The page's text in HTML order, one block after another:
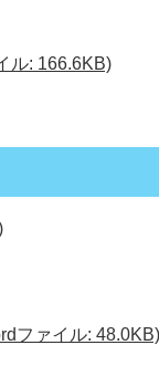
ル: 166.6KB)
ファイル: 48.0KB)